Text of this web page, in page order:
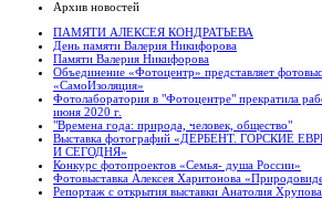
Архив новостей
ПАМЯТИ АЛЕКСЕЯ КОНДРАТЬЕВА
День памяти Валерия Никифорова
Памяти Валерия Никифорова
Объединение «Фотоцентр» представляет
«СамоИзоляция»
Фотолаборатория в "Фотоцентре" прекратила
июня 2020 г.
"Времена года: природа, человек, общество"
Выставка фотографий «ДЕРБЕНТ. ГОРСКИЕ
И СЕГОДНЯ»
Конкурс фотопроектов «Семья- душа России»
Фотовыставка Алексея Харитонова
Репортаж с открытия выставки Анатолия Хрупова